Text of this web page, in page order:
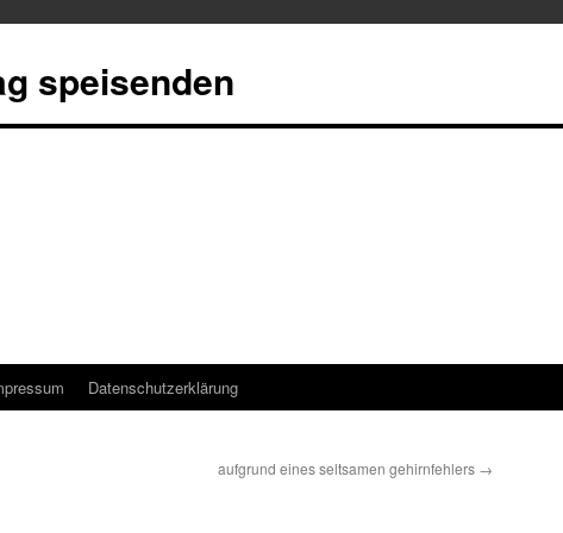
speisenden
Datenschutzerklärung
aufgrund eines seltsamen gehirnfehlers →